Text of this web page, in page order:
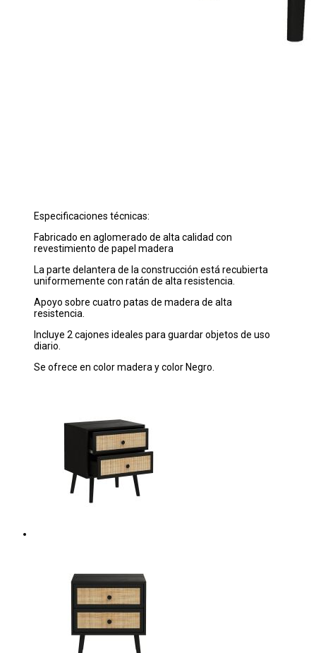
Especificaciones técnicas:
Fabricado en aglomerado de alta calidad con
revestimiento de papel madera
La parte delantera de la construcción está recubierta
uniformemente con ratán de alta resistencia.
Apoyo sobre cuatro patas de madera de alta
resistencia.
Incluye 2 cajones ideales para guardar objetos de uso
diario.
Se ofrece en color madera y color Negro.